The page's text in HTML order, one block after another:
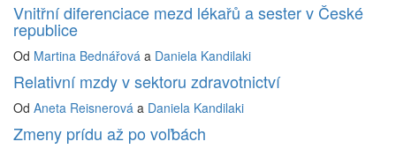
Vnitřní diferenciace mezd lékařů a sester v České
republice
Od Martina Bednářová a Daniela Kandilaki
Relativní mzdy v sektoru zdravotnictví
Od Aneta Reisnerová a Daniela Kandilaki
Zmeny prídu až po voľbách